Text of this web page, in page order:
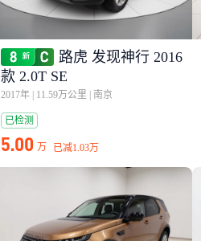
路虎 发现神行 2016
款 2.0T SE
2017年 11.59万公里 南京
已检测
5.00 万 已减1.03万